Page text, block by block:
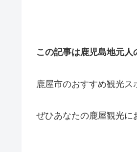
この記事は鹿児島地元人
鹿屋市のおすすめ観光ス
ぜひあなたの鹿屋観光に